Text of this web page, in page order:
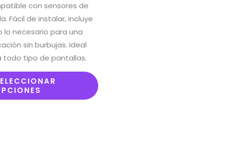
con sensores de
Fácil de instalar, incluye
lo necesario para una
sin burbujas. Ideal
todo tipo de pantallas.
producto